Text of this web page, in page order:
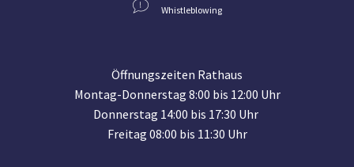
Whistleblowing
Öffnungszeiten Rathaus
Montag-Donnerstag 8:00 bis 12:00 Uhr
Donnerstag 14:00 bis 17:30 Uhr
Freitag 08:00 bis 11:30 Uhr